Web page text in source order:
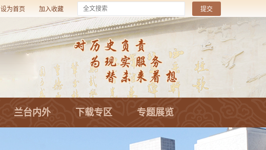
设为首页 加入收藏
兰台内外 下载专区 专题展览